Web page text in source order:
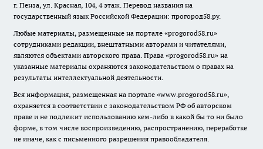
г. Пенза, ул. Красная, 104, 4 этаж. Перевод названия на
государственный язык Российской Федерации: прогород58.ру.
Любые материалы, размещенные на портале «progorod58.ru»
сотрудниками редакции, внештатными авторами и читателями,
являются объектами авторского права. Права «progorod58.ru» на
указанные материалы охраняются законодательством о правах на
результаты интеллектуальной деятельности.
Вся информация, размещенная на портале «www.progorod58.ru»,
охраняется в соответствии с законодательством РФ об авторском
праве и не подлежит использованию кем-либо в какой бы то ни было
форме, в том числе воспроизведению, распространению, переработке
не иначе, как с письменного разрешения правообладателя.